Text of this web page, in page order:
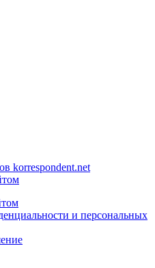
korrespondent.net
и персональных